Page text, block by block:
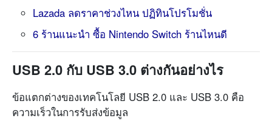
Lazada ลดราคาช่วงไหน ปฏิทินโปรโมชั่น
6 ร้านแนะนำ ซื้อ Nintendo Switch ร้านไหนดี
USB 2.0 กับ USB 3.0 ต่างกันอย่างไร
ข้อแตกต่างของเทคโนโลยี USB 2.0 และ USB 3.0 คือ
ความเร็วในการรับส่งข้อมูล